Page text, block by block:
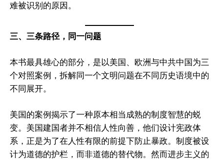
难被识别的原因。
三、三条路径，同一问题
本书最具雄心的部分，是以美国、欧洲与中共中国为三
个对照案例，拆解同一个文明问题在不同历史语境中的
不同展开。
美国的案例揭示了一种原本相当成熟的制度智慧的蜕
变。美国建国者并不相信人性向善，他们设计宪政体
系，正是为了在人性有限的前提下防止暴政。制度被设
计为道德的护栏，而非道德的替代物。然而进步主义的